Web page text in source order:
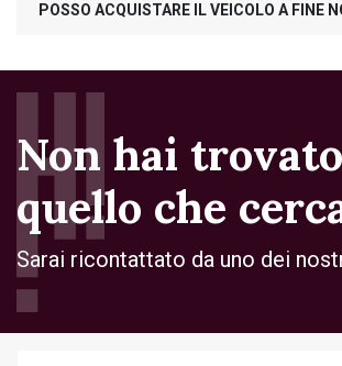
POSSO ACQUISTARE IL VEICOLO A FINE
Non hai trovato
quello che
Sarai ricontattato da uno dei